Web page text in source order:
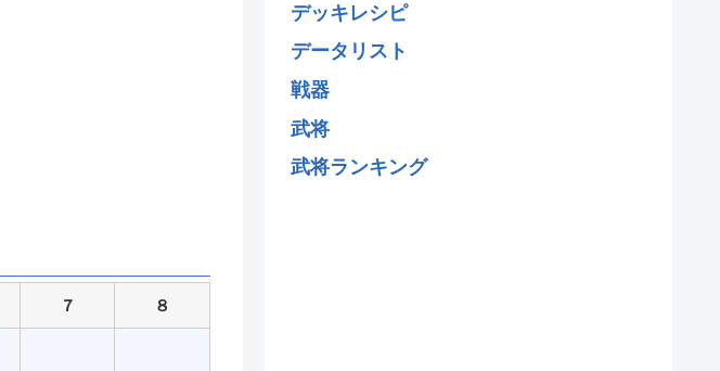
７ ８
デッキレシピ
データリスト
戦器
武将
武将ランキング